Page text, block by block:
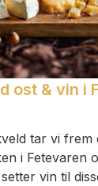
ost & vin i
tar vi frem
i Fetevaren
vin til